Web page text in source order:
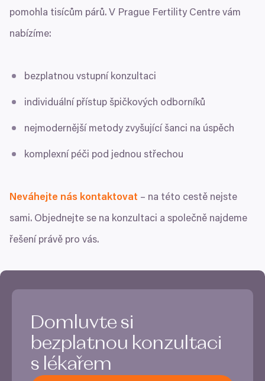
pomohla tisícům párů. V Prague Fertility Centre vám
nabízíme:
bezplatnou vstupní konzultaci
individuální přístup špičkových odborníků
nejmodernější metody zvyšující šanci na úspěch
komplexní péči pod jednou střechou
Neváhejte nás kontaktovat – na této cestě nejste
sami. Objednejte se na konzultaci a společně najdeme
řešení právě pro vás.
Domluvte si
bezplatnou konzultaci
s lékařem